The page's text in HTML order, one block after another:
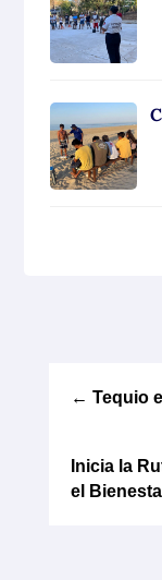
← Tequio
Inicia la
el